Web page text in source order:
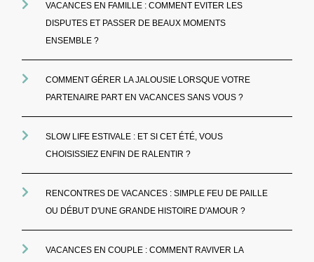
VACANCES EN FAMILLE : COMMENT EVITER LES
DISPUTES ET PASSER DE BEAUX MOMENTS
ENSEMBLE ?
COMMENT GÉRER LA JALOUSIE LORSQUE VOTRE
PARTENAIRE PART EN VACANCES SANS VOUS ?
SLOW LIFE ESTIVALE : ET SI CET ÉTÉ, VOUS
CHOISISSIEZ ENFIN DE RALENTIR ?
RENCONTRES DE VACANCES : SIMPLE FEU DE PAILLE
OU DÉBUT D'UNE GRANDE HISTOIRE D'AMOUR ?
VACANCES EN COUPLE : COMMENT RAVIVER LA